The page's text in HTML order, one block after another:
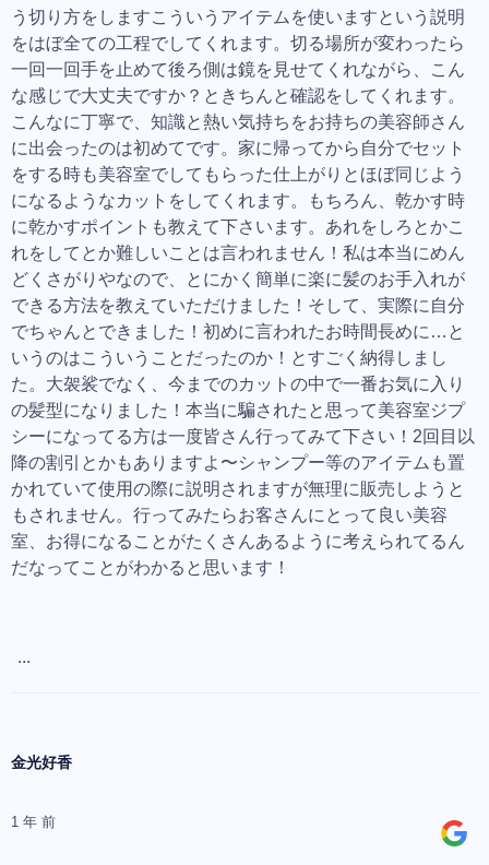
う切り方をしますこういうアイテムを使いますという説明
をはぼ全ての工程でしてくれます。切る場所が変わったら
一回一回手を止めて後ろ側は鏡を見せてくれながら、こん
な感じで大丈夫ですか？ときちんと確認をしてくれます。
こんなに丁寧で、知識と熱い気持ちをお持ちの美容師さん
に出会ったのは初めてです。家に帰ってから自分でセット
をする時も美容室でしてもらった仕上がりとほぼ同じよう
になるようなカットをしてくれます。もちろん、乾かす時
に乾かすポイントも教えて下さいます。あれをしろとかこ
れをしてとか難しいことは言われません！私は本当にめん
どくさがりやなので、とにかく簡単に楽に髪のお手入れが
できる方法を教えていただけました！そして、実際に自分
でちゃんとできました！初めに言われたお時間長めに…と
いうのはこういうことだったのか！とすごく納得しまし
た。大袈裟でなく、今までのカットの中で一番お気に入り
の髪型になりました！本当に騙されたと思って美容室ジプ
シーになってる方は一度皆さん行ってみて下さい！2回目以
降の割引とかもありますよ〜シャンプー等のアイテムも置
かれていて使用の際に説明されますが無理に販売しようと
もされません。行ってみたらお客さんにとって良い美容
室、お得になることがたくさんあるように考えられてるん
だなってことがわかると思います！
...
金光好香
1 年 前